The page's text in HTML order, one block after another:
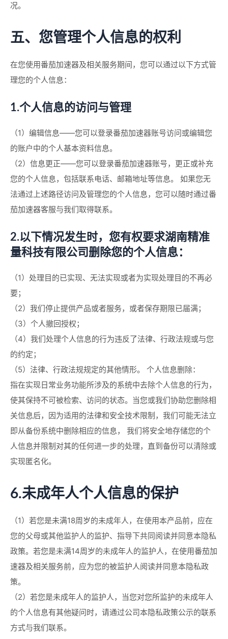
况。
五、您管理个人信息的权利
在您使用番茄加速器及相关服务期间，您可以通过以下方式管
理您的个人信息：
1.个人信息的访问与管理
（1）编辑信息——您可以登录番茄加速器账号访问或编辑您
的账户中的个人基本资料信息。
（2）信息更正——您可以登录番茄加速器账号，更正或补充
您的个人信息，包括联系电话、邮箱地址等信息。 如果您无
法通过上述路径访问及管理您的个人信息，您可以随时通过番
茄加速器客服与我们取得联系。
2.以下情况发生时，您有权要求湖南精准
量科技有限公司删除您的个人信息：
（1）处理目的已实现、无法实现或者为实现处理目的不再必
要；
（2）我们停止提供产品或者服务，或者保存期限已届满；
（3）个人撤回授权；
（4）我们处理个人信息的行为违反了法律、行政法规或与您
的约定；
（5）法律、行政法规规定的其他情形。 个人信息删除：
指在实现日常业务功能所涉及的系统中去除个人信息的行为，
使其保持不可被检索、访问的状态。当您或我们协助您删除相
关信息后，因为适用的法律和安全技术限制，我们可能无法立
即从备份系统中删除相应的信息， 我们将安全地存储您的个
人信息并限制对其的任何进一步的处理，直到备份可以清除或
实现匿名化。
6.未成年人个人信息的保护
（1）若您是未满18周岁的未成年人，在使用本产品前，应在
您的父母或其他监护人的监护、指导下共同阅读并同意本隐私
政策。若您是未满14周岁的未成年人的监护人，在使用番茄加
速器及相关服务前，应为您的被监护人阅读并同意本隐私政
策。
（2）若您是未成年人的监护人，当您对您所监护的未成年人
的个人信息有其他疑问时，请通过公司本隐私政策公示的联系
方式与我们联系。